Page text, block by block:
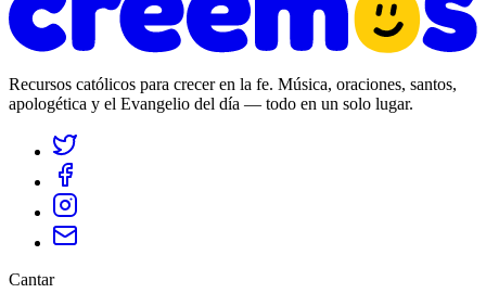
Recursos católicos para crecer en la fe. Música, oraciones, santos,
apologética y el Evangelio del día — todo en un solo lugar.
Cantar